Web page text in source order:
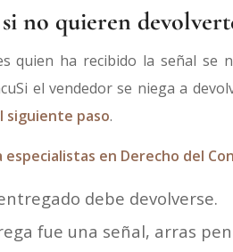
no quieren
quien ha recibido la señal
el vendedor se niega a
siguiente paso.
especialistas en Derecho del
debe devolverse.
fue una señal, arras